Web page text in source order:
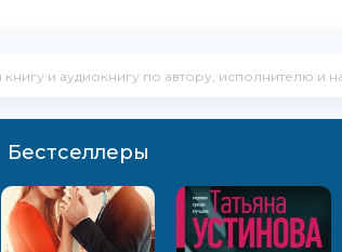
Бестселлеры